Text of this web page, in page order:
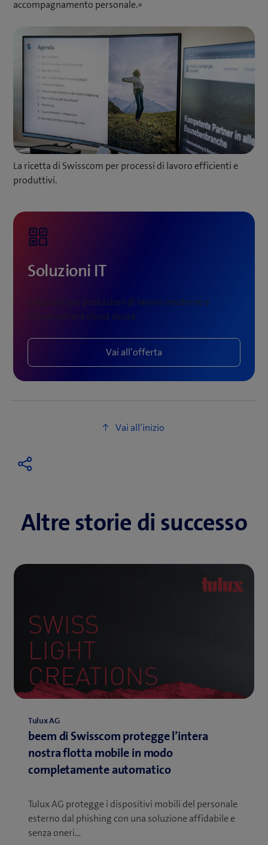
accompagnamento personale.»
La ricetta di Swisscom per processi di lavoro efficienti e
produttivi.
Soluzioni IT
Soluzioni per postazioni di lavoro moderne e
infrastruttura cloud sicura.
Vai all’offerta
Altre storie di successo
Tulux AG
beem di Swisscom protegge l’intera
nostra flotta mobile in modo
completamente automatico
Tulux AG protegge i dispositivi mobili del personale
esterno dal phishing con una soluzione affidabile e
senza oneri…